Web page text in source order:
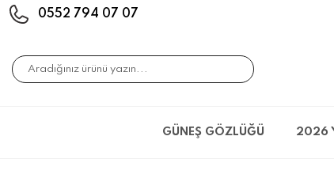
0552 794 07 07
GÜNEŞ GÖZLÜĞÜ 2026